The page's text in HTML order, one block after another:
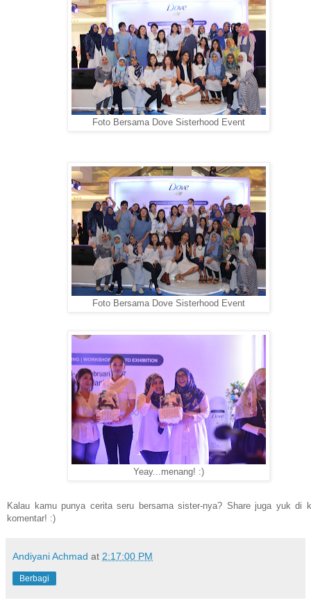
Foto Bersama Dove Sisterhood Event
Foto Bersama Dove Sisterhood Event
Yeay...menang! :)
Kalau kamu punya cerita seru bersama sister-nya? Share juga yuk di
komentar! :)
Andiyani Achmad at 2:17:00 PM
Berbagi